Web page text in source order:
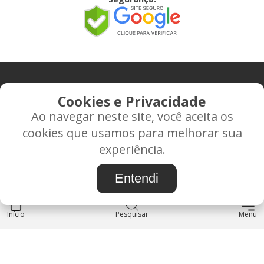
Início Pesquisar Menu
CONTATO
Rua Alice Frateano Figueiredo, 11-44 - Vila Triagem -
BAURU/SP - CEP: 17.030-038
CNPJ: 37.022.538/0001-07
INSTITUCIONAL
Cookies e Privacidade
Ao navegar neste site, você aceita os
cookies que usamos para melhorar sua
experiência.
Entendi